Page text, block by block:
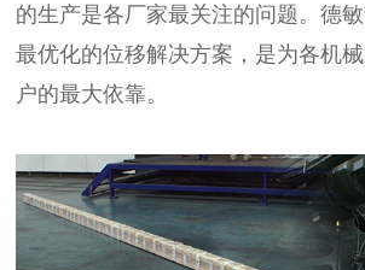
的生产是各厂家最关注的问题。德
最优化的位移解决方案，是为各机
户的最大依靠。